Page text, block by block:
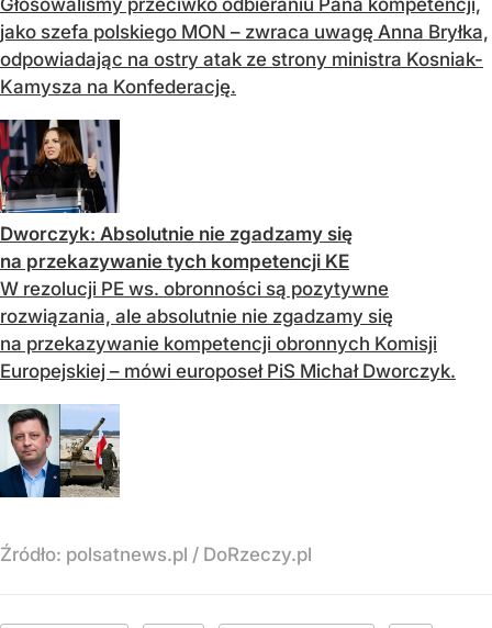
jako szefa polskiego MON – zwraca uwagę Anna Bryłka,
odpowiadając na ostry atak ze strony ministra Kosniak-
Kamysza na Konfederację.
Dworczyk: Absolutnie nie zgadzamy się
na przekazywanie tych kompetencji KE
W rezolucji PE ws. obronności są pozytywne
rozwiązania, ale absolutnie nie zgadzamy się
na przekazywanie kompetencji obronnych Komisji
Europejskiej – mówi europoseł PiS Michał Dworczyk.
Źródło: polsatnews.pl / DoRzeczy.pl